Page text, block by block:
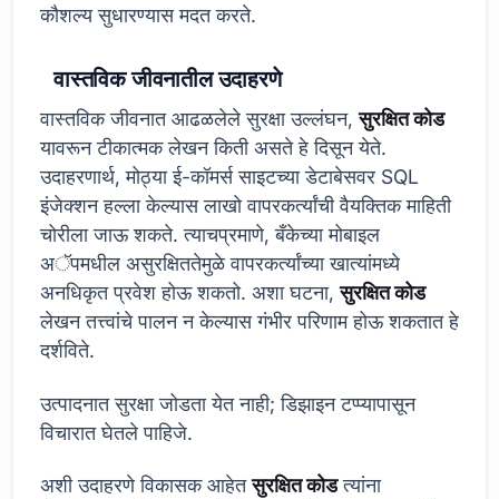
कौशल्य सुधारण्यास मदत करते.
वास्तविक जीवनातील उदाहरणे
वास्तविक जीवनात आढळलेले सुरक्षा उल्लंघन,सुरक्षित कोड
यावरून टीकात्मक लेखन किती असते हे दिसून येते.
उदाहरणार्थ, मोठ्या ई-कॉमर्स साइटच्या डेटाबेसवर SQL
इंजेक्शन हल्ला केल्यास लाखो वापरकर्त्यांची वैयक्तिक माहिती
चोरीला जाऊ शकते. त्याचप्रमाणे, बँकेच्या मोबाइल
अॅपमधील असुरक्षिततेमुळे वापरकर्त्यांच्या खात्यांमध्ये
अनधिकृत प्रवेश होऊ शकतो. अशा घटना,सुरक्षित कोड
लेखन तत्त्वांचे पालन न केल्यास गंभीर परिणाम होऊ शकतात हे
दर्शविते.
उत्पादनात सुरक्षा जोडता येत नाही; डिझाइन टप्प्यापासून
विचारात घेतले पाहिजे.
अशी उदाहरणे विकासक आहेतसुरक्षित कोडत्यांना